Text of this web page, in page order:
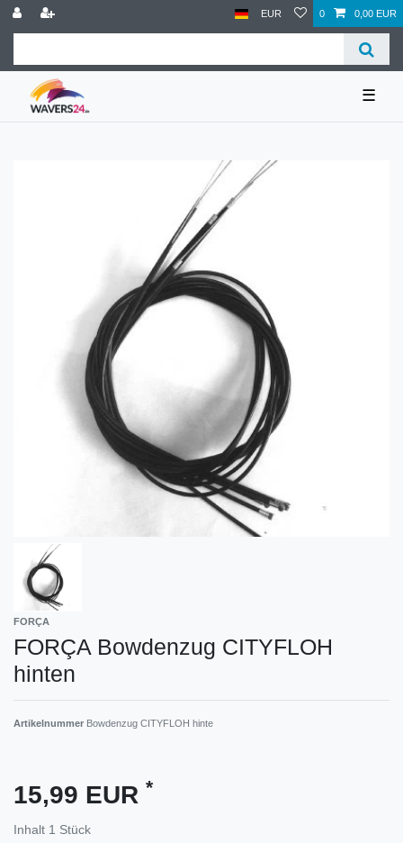
EUR 0 0,00 EUR
☰
FORÇA
FORÇA Bowdenzug CITYFLOH
hinten
Artikelnummer Bowdenzug CITYFLOH hinte
15,99 EUR *
Inhalt 1 Stück